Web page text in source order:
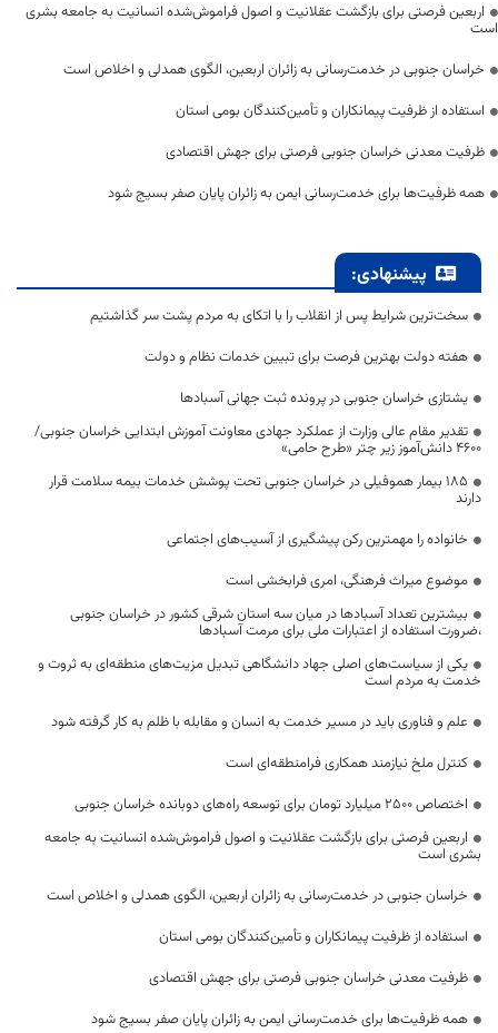
اربعین فرصتی برای بازگشت عقلانیت و اصول فراموش‌شده انسانیت به جامعه بشری
است
خراسان جنوبی در خدمت‌رسانی به زائران اربعین، الگوی همدلی و اخلاص است
استفاده از ظرفیت پیمانکاران و تأمین‌کنندگان بومی استان
ظرفیت معدنی خراسان جنوبی فرصتی برای جهش اقتصادی
همه ظرفیت‌ها برای خدمت‌رسانی ایمن به زائران پایان صفر بسیج شود
پیشنهادی:
سخت‌ترین شرایط پس از انقلاب را با اتکای به مردم پشت سر گذاشتیم
هفته دولت بهترین فرصت برای تبیین خدمات نظام و دولت
یشتازی خراسان جنوبی در پرونده ثبت جهانی آسبادها
تقدیر مقام عالی وزارت از عملکرد جهادی معاونت آموزش ابتدایی خراسان جنوبی/
۴۶۰۰ دانش‌آموز زیر چتر «طرح حامی»
۱۸۵ بیمار هموفیلی در خراسان جنوبی تحت پوشش خدمات بیمه سلامت قرار
دارند
خانواده را مهمترین رکن پیشگیری از آسیب‌های اجتماعی
موضوع میراث فرهنگی، امری فرابخشی است
بیشترین تعداد آسبادها در میان سه استان شرقی کشور در خراسان جنوبی
،ضرورت استفاده از اعتبارات ملی برای مرمت آسبادها
یکی از سیاست‌های اصلی جهاد دانشگاهی تبدیل مزیت‌های منطقه‌ای به ثروت و
خدمت به مردم است
علم و فناوری باید در مسیر خدمت به انسان و مقابله با ظلم به کار گرفته شود
کنترل ملخ نیازمند همکاری فرامنطقه‌ای است
اختصاص 2500 میلیارد تومان برای توسعه راه‌های دوبانده خراسان جنوبی
اربعین فرصتی برای بازگشت عقلانیت و اصول فراموش‌شده انسانیت به جامعه
بشری است
خراسان جنوبی در خدمت‌رسانی به زائران اربعین، الگوی همدلی و اخلاص است
استفاده از ظرفیت پیمانکاران و تأمین‌کنندگان بومی استان
ظرفیت معدنی خراسان جنوبی فرصتی برای جهش اقتصادی
همه ظرفیت‌ها برای خدمت‌رسانی ایمن به زائران پایان صفر بسیج شود